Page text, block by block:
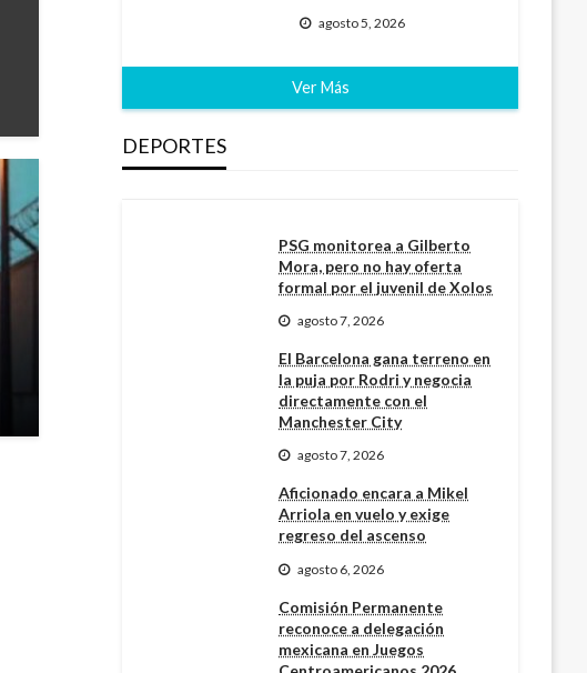
agosto 5, 2026
Ver Más
DEPORTES
PSG monitorea a Gilberto
Mora, pero no hay oferta
formal por el juvenil de Xolos
agosto 7, 2026
El Barcelona gana terreno en
la puja por Rodri y negocia
directamente con el
Manchester City
agosto 7, 2026
Aficionado encara a Mikel
Arriola en vuelo y exige
regreso del ascenso
agosto 6, 2026
Comisión Permanente
reconoce a delegación
mexicana en Juegos